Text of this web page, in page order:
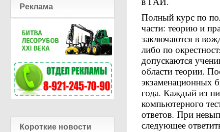
Реклама
Короткие новости
Полный курс по
части: теорию и
заключаются в
либо по
допускаются
области теории.
экзаменационных
года. Каждый из
компьютерного
ответов. При
следующее